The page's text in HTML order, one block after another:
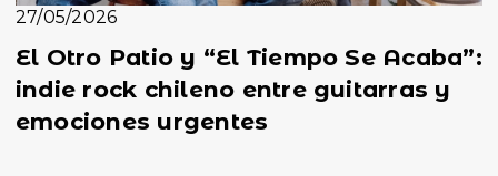
27/05/2026
El Otro Patio y “El Tiempo Se Acaba”:
indie rock chileno entre guitarras y
emociones urgentes